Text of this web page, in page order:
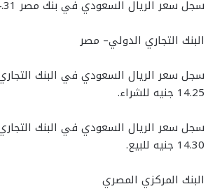
سجل سعر الريال السعودي في بنك مصر 14.31جنيه للبيع.
البنك التجاري الدولي– مصر
سجل سعر الريال السعودي في البنك
14.25 جنيه للشراء.
سجل سعر الريال السعودي في البنك
14.30 جنيه للبيع.
البنك المركزي المصري